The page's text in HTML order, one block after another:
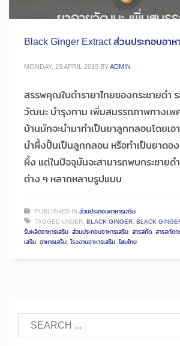
Black Ginger Extract ส่วนประกอบอาห
MONDAY, 29 APRIL 2019 BYADMIN
สรรพคุณในตำรายาไทยของกระชายดำ ร
วัฒนะ บำรุงกาม เพิ่มสมรรถภาพทางเพ
บ้านมักจะนำมาทำเป็นยาลูกกลอนโดยเ
นำผึ้งปั้นเป็นลูกกลอน หรือทำเป็นยาดอง
ผึ้ง แต่ในปัจจุบันจะสามารถพบกระชาย
ต่าง ๆ หลากหลาบรูปแบบ
PUBLISHED INส่วนประกอบอาหารเสริม
TAGGED UNDER: BLACK GINGER, BLACK
รับผลิตอาหารเสริม, ส่วนประกอบอาหารเสริม, สารสกัด, สารสกัดก
เสริม, อาหารเสริม, โรงงานอาหารเสริม, โสมไทย